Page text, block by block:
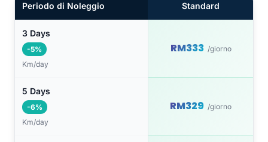
Periodo di Noleggio Standard
3 Days
-5%
Km/day
RM333 /giorno
5 Days
-6%
Km/day
RM329 /giorno